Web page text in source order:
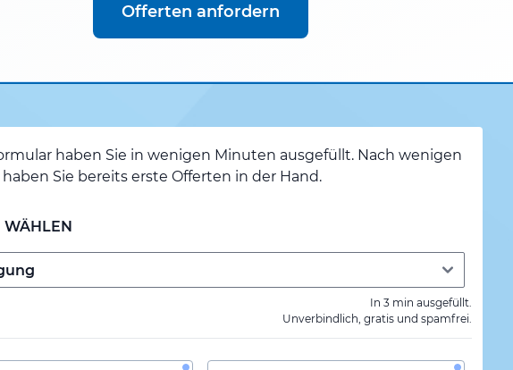
Offerten anfordern
haben Sie in wenigen Minuten ausgefüllt. Nach wenigen
Sie bereits erste Offerten in der Hand.
WÄHLEN
In 3 min ausgefüllt.
Unverbindlich, gratis und spamfrei.